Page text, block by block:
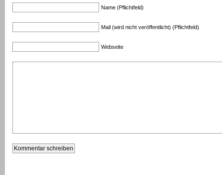
Name (Pflichtfeld)
Mail (wird nicht veröffentlicht) (Pflichtfeld)
Webseite